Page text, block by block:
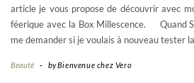
article je vous propose de découvrir avec
féerique avec la Box Millescence. Quand
me demander si je voulais à nouveau tester
Beauté - byBienvenue chez Vero